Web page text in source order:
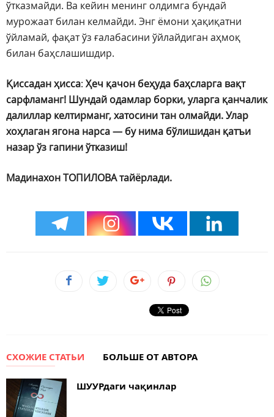
ўтказмайди. Ва кейин менинг олдимга бундай
мурожаат билан келмайди. Энг ёмони ҳақиқатни
ўйламай, фақат ўз ғалабасини ўйлайдиган аҳмоқ
билан баҳслашишдир.
Қиссадан ҳисса: Ҳеч қачон беҳуда баҳсларга вақт
сарфламанг! Шундай одамлар борки, уларга қанчалик
далиллар келтирманг, хатосини тан олмайди. Улар
хоҳлаган ягона нарса — бу нима бўлишидан қатъи
назар ўз гапини ўтказиш!
Мадинахон ТОПИЛОВА тайёрлади.
СХОЖИЕ СТАТЬИ БОЛЬШЕ ОТ АВТОРА
ШУУРдаги чақинлар